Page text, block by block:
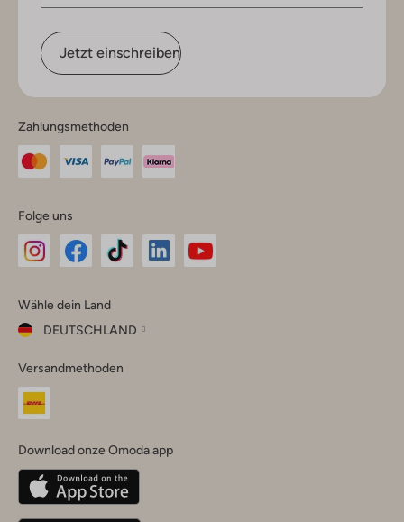
Jetzt einschreiben
Zahlungsmethoden
Folge uns
Instagram
Facebook
TikTok
Wähle dein Land
DEUTSCHLAND
dein
Land
Belgique(Français)
Deutschland
Versandmethoden
Download onze Omoda app